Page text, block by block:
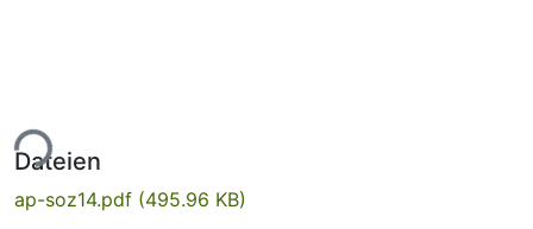
Dateien
ap-soz14.pdf (495.96 KB)